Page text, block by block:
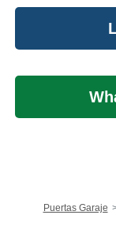
Puertas Garaje